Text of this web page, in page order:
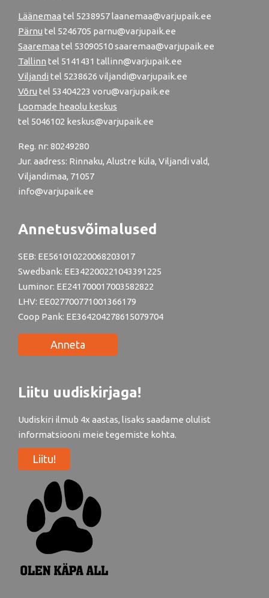
Läänemaa tel 5238957 laanemaa@varjupaik.ee
Pärnu tel 5246705 parnu@varjupaik.ee
Saaremaa tel 53090510 saaremaa@varjupaik.ee
Tallinn tel 5141431 tallinn@varjupaik.ee
Viljandi tel 5238626 viljandi@varjupaik.ee
Võru tel 53404223 voru@varjupaik.ee
Loomade heaolu keskus
tel 5046102 keskus@varjupaik.ee
Reg. nr: 80249280
Jur. aadress: Rinnaku, Alustre küla, Viljandi vald,
Viljandimaa, 71057
info@varjupaik.ee
Annetusvõimalused
SEB: EE561010220068203017
Swedbank: EE342200221043391225
Luminor: EE241700017003582822
LHV: EE027700771001366179
Coop Pank: EE364204278615079704
Anneta
Liitu uudiskirjaga!
Uudiskiri ilmub 4x aastas, lisaks saadame olulist
informatsiooni meie tegemiste kohta.
Liitu!